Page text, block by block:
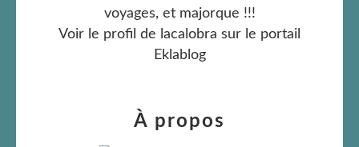
voyages, et majorque !!!
Voir le profil de lacalobra sur le portail
Eklablog
À propos